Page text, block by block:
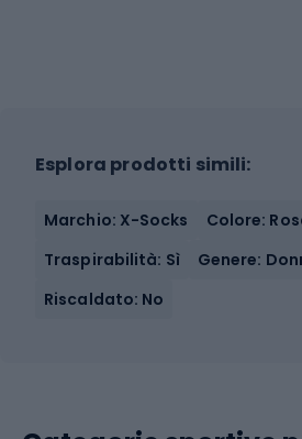
Esplora prodotti simili:
Marchio: X-Socks
Colore:
Traspirabilità: Sì
Genere:
Riscaldato: No